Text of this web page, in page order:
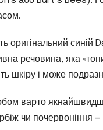
оригінальний синій
речовина, яка
шкіру і може
варто
чи почервоніння